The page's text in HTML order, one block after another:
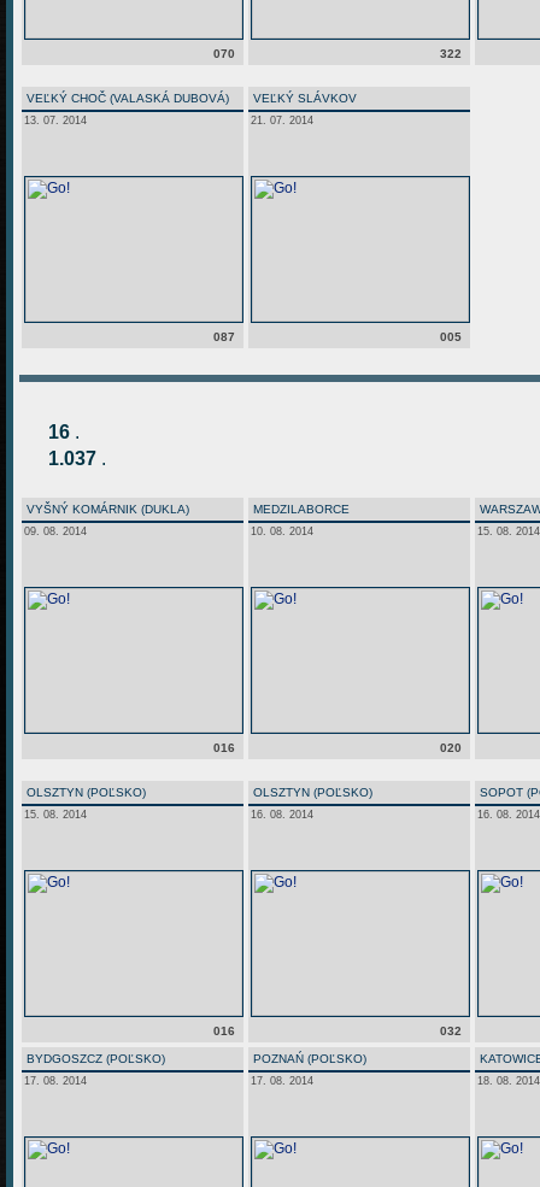
070 322
VEĽKÝ CHOČ (VALASKÁ DUBOVÁ)
13. 07. 2014
087
VEĽKÝ SLÁVKOV
21. 07. 2014
005
16 .
1.037 .
VYŠNÝ KOMÁRNIK (DUKLA)
09. 08. 2014
016
MEDZILABORCE
10. 08. 2014
020
15. 08. 2014
OLSZTYN (POĽSKO)
15. 08. 2014
016
OLSZTYN (POĽSKO)
16. 08. 2014
032
SOPOT
16. 08. 2014
BYDGOSZCZ (POĽSKO)
17. 08. 2014
POZNAŃ (POĽSKO)
17. 08. 2014 18. 08. 2014